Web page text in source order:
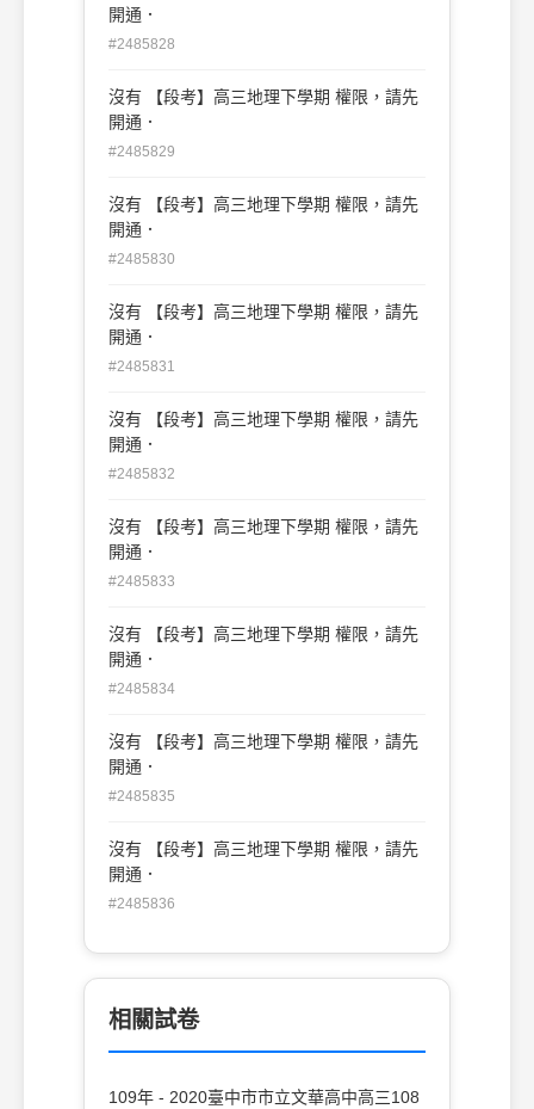
開通．
#2485828
沒有 【段考】高三地理下學期 權限，請先
開通．
#2485829
沒有 【段考】高三地理下學期 權限，請先
開通．
#2485830
沒有 【段考】高三地理下學期 權限，請先
開通．
#2485831
沒有 【段考】高三地理下學期 權限，請先
開通．
#2485832
沒有 【段考】高三地理下學期 權限，請先
開通．
#2485833
沒有 【段考】高三地理下學期 權限，請先
開通．
#2485834
沒有 【段考】高三地理下學期 權限，請先
開通．
#2485835
沒有 【段考】高三地理下學期 權限，請先
開通．
#2485836
相關試卷
109年 - 2020臺中市市立文華高中高三108